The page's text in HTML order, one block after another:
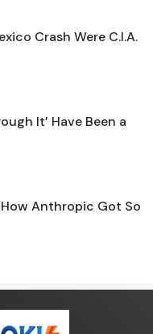
Crash Were C.I.A.
It’ Have Been a
Anthropic Got So